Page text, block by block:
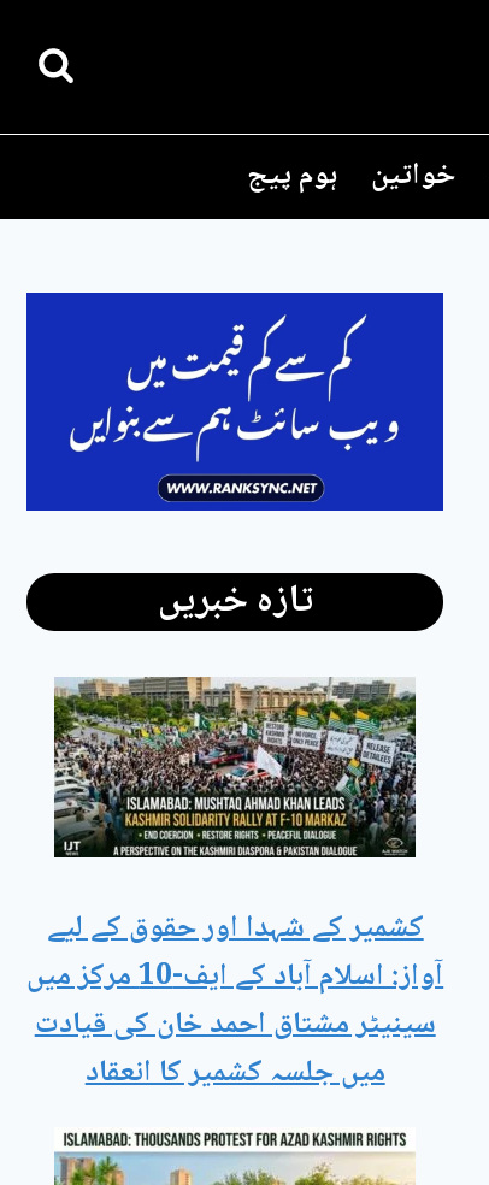
خواتین ہوم پیج
تازہ خبریں
کشمیر کے شہدا اور حقوق کے لیے
آواز: اسلام آباد کے ایف-10 مرکز میں
سینیٹر مشتاق احمد خان کی قیادت
میں جلسہ کشمیر کا انعقاد